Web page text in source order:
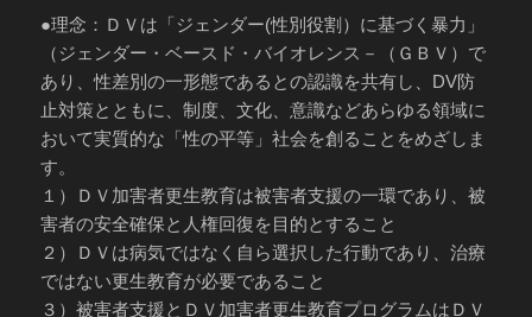
●理念：ＤＶは「ジェンダー(性別役割）に基づく暴力」
（ジェンダー・ベースド・バイオレンス－（ＧＢＶ）で
あり、性差別の一形態であるとの認識を共有し、DV防
止対策とともに、制度、文化、意識などあらゆる領域に
おいて実質的な「性の平等」社会を創ることをめざしま
す。
１）ＤＶ加害者更生教育は被害者支援の一環であり、被
害者の安全確保と人権回復を目的とすること
２）ＤＶは病気ではなく自ら選択した行動であり、治療
ではない更生教育が必要であること
３）被害者支援とＤＶ加害者更生教育プログラムはＤＶ